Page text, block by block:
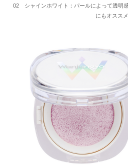
02 シャインホワイト：パールによって透明
にもオススメ